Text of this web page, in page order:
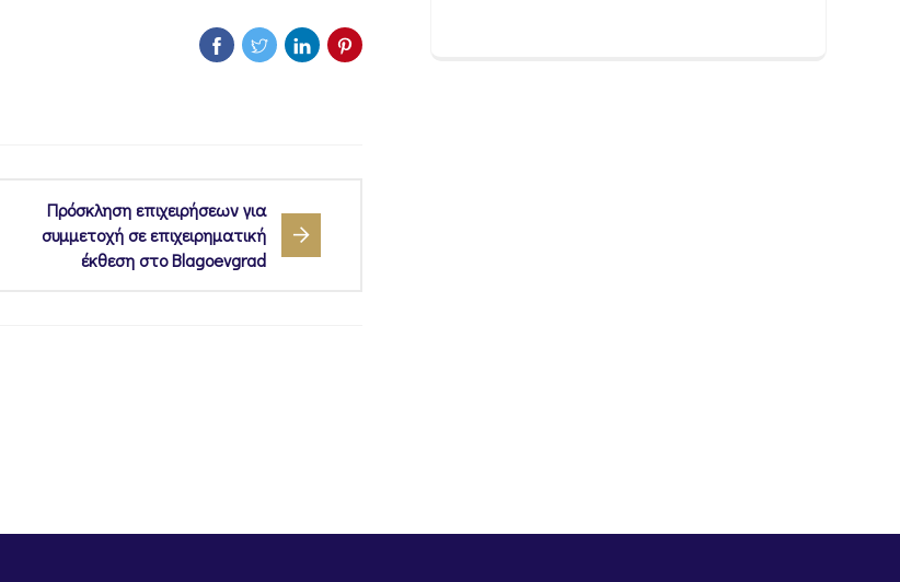
Πρόσκληση επιχειρήσεων για
συμμετοχή σε επιχειρηματική
έκθεση στο Blagoevgrad